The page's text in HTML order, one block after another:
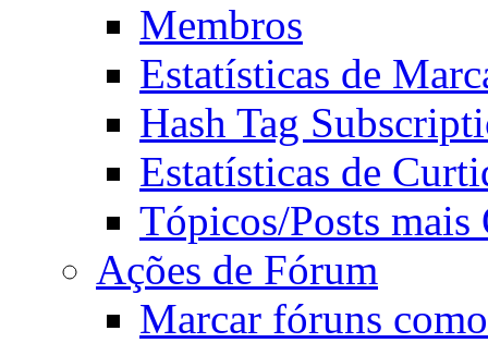
Membros
Estatísticas de
Hash Tag
Estatísticas de
Tópicos/Posts mais
Ações de Fórum
Marcar fóruns